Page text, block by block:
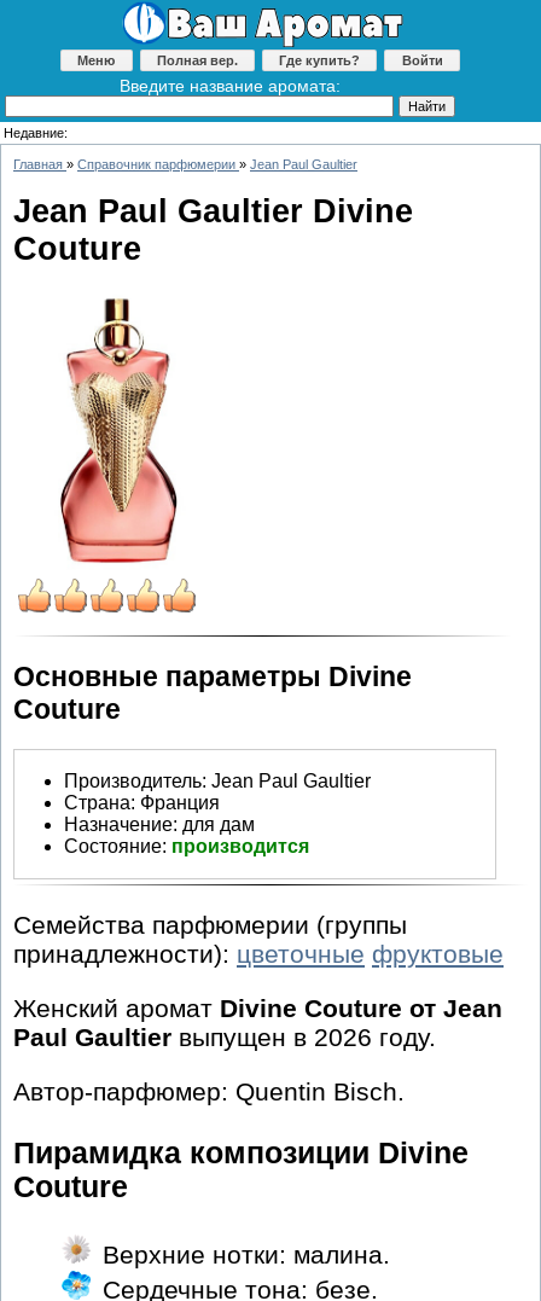
Меню Полная вер. Где купить? Войти
Введите название аромата:
Недавние:
Главная » Справочник парфюмерии » Jean Paul Gaultier
Jean Paul Gaultier Divine
Couture
Основные параметры Divine
Couture
Производитель: Jean Paul Gaultier
Страна: Франция
Назначение: для дам
Состояние: производится
Семейства парфюмерии (группы
принадлежности): цветочные фруктовые
Женский аромат Divine Couture от Jean
Paul Gaultier выпущен в 2026 году.
Автор-парфюмер: Quentin Bisch.
Пирамидка композиции Divine
Couture
Верхние нотки: малина.
Сердечные тона: безе.